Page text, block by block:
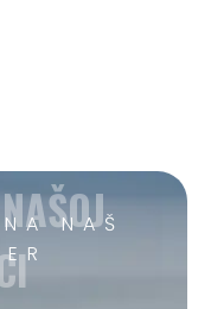
NAŠ